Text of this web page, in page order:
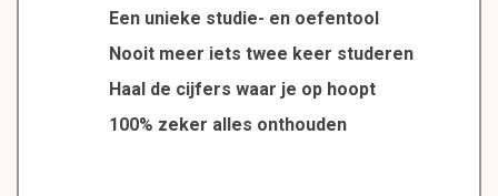
Een unieke studie- en oefentool
Nooit meer iets twee keer studeren
Haal de cijfers waar je op hoopt
100% zeker alles onthouden